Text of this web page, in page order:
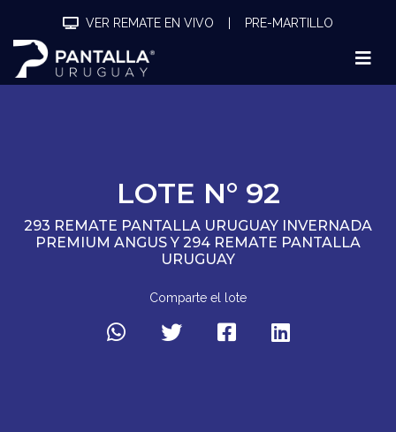
VER REMATE EN VIVO PRE-MARTILLO
LOTE N° 92
293 REMATE PANTALLA URUGUAY INVERNADA
PREMIUM ANGUS Y 294 REMATE PANTALLA
URUGUAY
Comparte el lote